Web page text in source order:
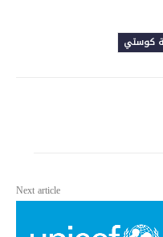
كوستي
Next article